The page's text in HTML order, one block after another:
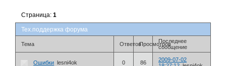
Тех.поддержка форума
Страница:1
Тема ОтветовПросмотровПоследнее
сообщение
Ошибки lesni4ok 0 86
2009-07-02